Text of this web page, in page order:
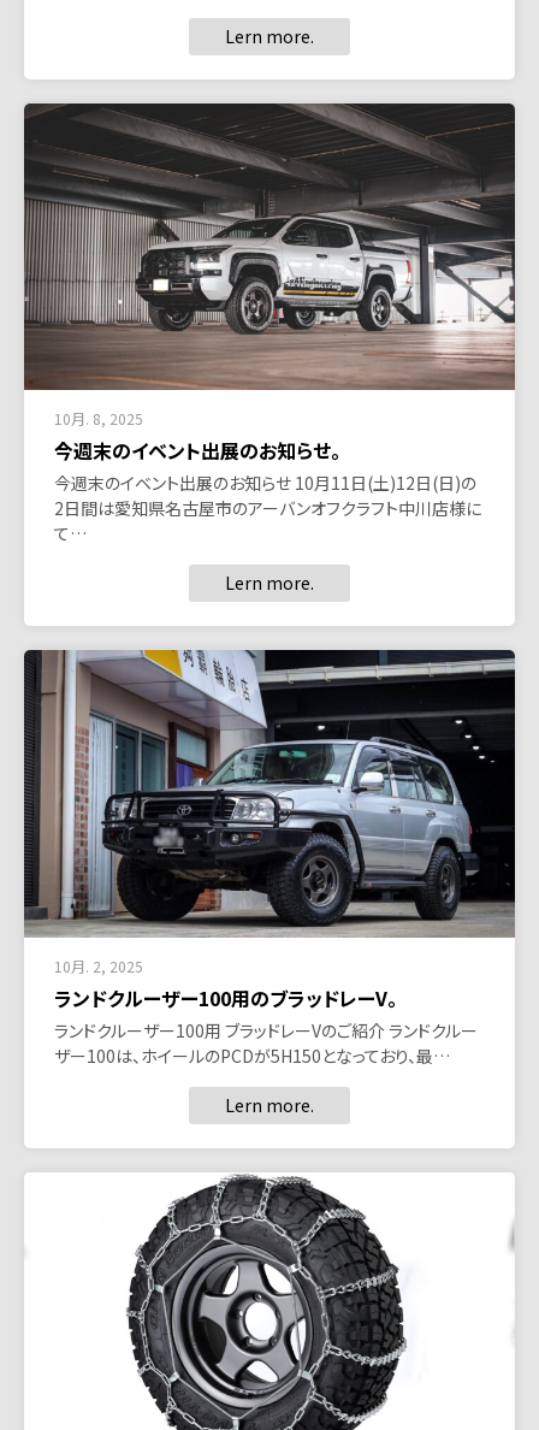
Lern more.
10月. 8, 2025
今週末のイベント出展のお知らせ。
今週末のイベント出展のお知らせ 10月11日(土)12日(日)の
2日間は愛知県名古屋市のアーバンオフクラフト中川店様に
て…
Lern more.
10月. 2, 2025
ランドクルーザー100用のブラッドレーV。
ランドクルーザー100用 ブラッドレーVのご紹介 ランドクルー
ザー100は、ホイールのPCDが5H150となっており、最…
Lern more.